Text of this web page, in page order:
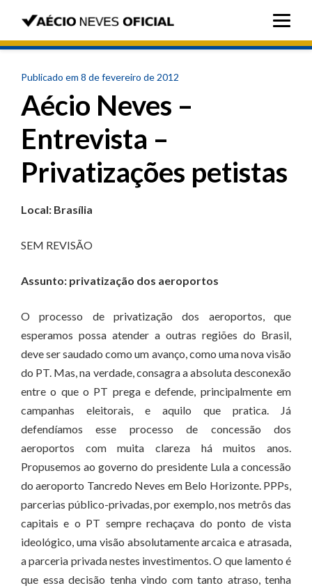
Publicado em 8 de fevereiro de 2012
Aécio Neves –
Entrevista –
Privatizações petistas
Local: Brasília
SEM REVISÃO
Assunto: privatização dos aeroportos
O processo de privatização dos aeroportos, que
esperamos possa atender a outras regiões do Brasil,
deve ser saudado como um avanço, como uma nova visão
do PT. Mas, na verdade, consagra a absoluta desconexão
entre o que o PT prega e defende, principalmente em
campanhas eleitorais, e aquilo que pratica. Já
defendíamos esse processo de concessão dos
aeroportos com muita clareza há muitos anos.
Propusemos ao governo do presidente Lula a concessão
do aeroporto Tancredo Neves em Belo Horizonte. PPPs,
parcerias público-privadas, por exemplo, nos metrôs das
capitais e o PT sempre rechaçava do ponto de vista
ideológico, uma visão absolutamente arcaica e atrasada,
a parceria privada nestes investimentos. O que lamento é
que essa decisão tenha vindo com tanto atraso, tenha